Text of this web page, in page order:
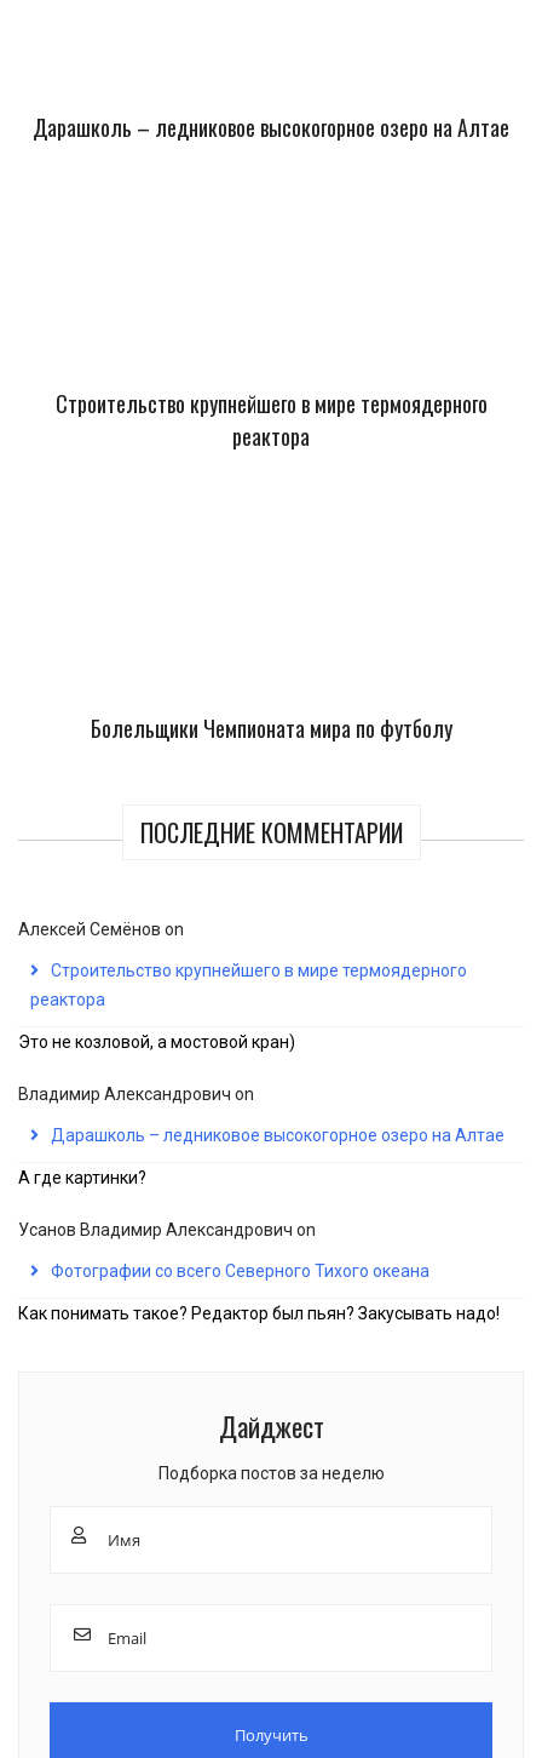
Дарашколь – ледниковое высокогорное озеро на Алтае
Строительство крупнейшего в мире термоядерного
реактора
Болельщики Чемпионата мира по футболу
ПОСЛЕДНИЕ КОММЕНТАРИИ
Алексей Семёнов on
Строительство крупнейшего в мире термоядерного
реактора
Это не козловой, а мостовой кран)
Владимир Александрович on
Дарашколь – ледниковое высокогорное озеро на Алтае
А где картинки?
Усанов Владимир Александрович on
Фотографии со всего Северного Тихого океана
Как понимать такое? Редактор был пьян? Закусывать надо!
Дайджест
Подборка постов за неделю